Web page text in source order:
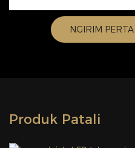
NGIRIM
Produk Patali